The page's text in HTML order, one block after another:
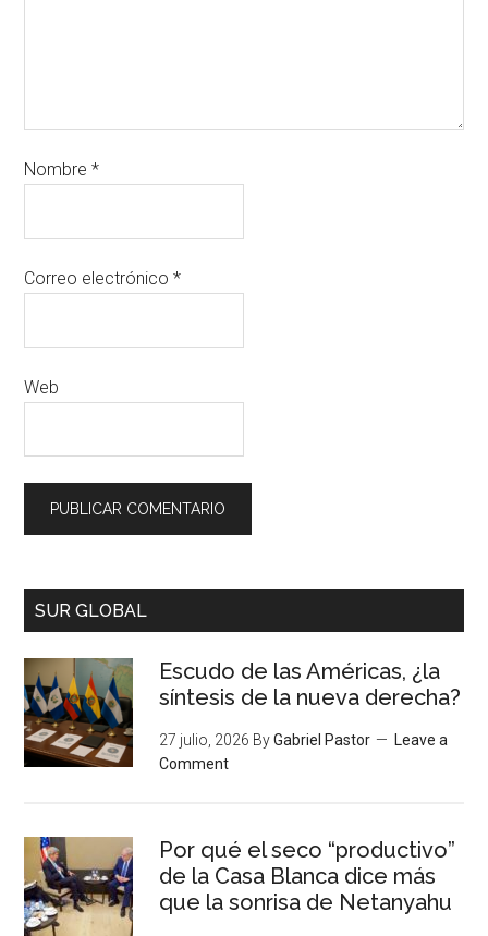
Nombre*
Correo electrónico*
Web
SUR GLOBAL
Escudo de las Américas, ¿la
síntesis de la nueva derecha?
27 julio, 2026 ByGabriel Pastor
Leave a
Comment
Por qué el seco “productivo”
de la Casa Blanca dice más
que la sonrisa de Netanyahu